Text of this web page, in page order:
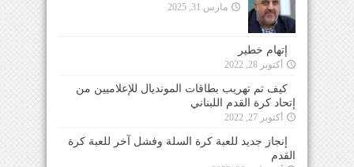
مارس 31, 2025
إتهام خطير
أكتوبر 28, 2022
كيف تم تهريب بطاقات المونديال للإعلاميين من
إتحاد كرة القدم اللبناني
أكتوبر 27, 2022
إنجاز جديد للعبة كرة السلة وفشل آخر للعبة كرة
القدم